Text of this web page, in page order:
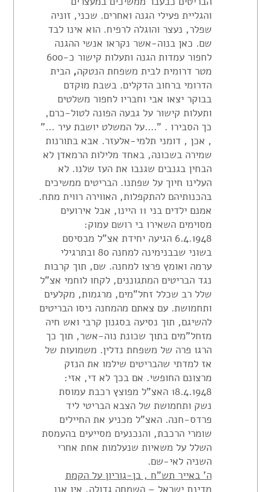
והגליית פעילי הגנה ואחרים. שכני, זוניה
שפלר, נעצר והוגלה לרפיח. הוא אינו לבד
שם. כאן בנוה-אשר נקראו אנשי ההגנה
לחפור עמדות הגנה ותעלות קישור כ-600
מטר דרומית לבית משפחת הנטקה, הבית
הדרומי ברחוב הדקלים. בשבת מוקדם
בבוקר יצאו אבי וחבריו לחפור משלטים
ותעלות קישור על גבעה הפונה לטול-כרם,
כך הסבירו . "….על המשלט יושבת עיר …"
, אכן , דומני תלמי-אלעזר. אבא בתורנות
שמירה בשכונה, באחד מלילות הרמאדן לא
הבחין בגנבים שגנבו את העז שלנו. לא
העלינו חיוך על שפתנו. הבריטים ממשיכים
בהכנותיהם להתקפלות, האווירה רווית מתח.
אמנם ילדים בני 11 היינו, אבל אירועים
מסוימים השאירו בי רושם עמוק:
6.4.1948 הגיעה יחידת אצ"ל מבסיסם
בשוני שבבנימינה למחנה 80 ובתרגילי
ערמה ואומץ פרצו למחנה. שם, תוך קרבות
נגד הבריטים המתגוננים, לקחו לוחמי אצ"ל
שלל רב שכלל זחל"מים, מרגמות, מקלעים
ותחמושת. עם צאתם מהמחנה ניסו הבריטים
להשיגם, תוך נסיעה בסגנון קרבי ואש חיה
מזחל"מים בתוך שכונת נוה-אשר, תוך כך
הרגו פרה של משפחת נדלין. משמועות של
אז למדתי שהבריטים שילמו את הנזק
מרצונם החופשי. אם בכך לא די, אזי:
18.4.1948 האצ"ל מפוצץ רכבת עמוסת
נשק ותחמושת של הצבא הבריטי ליד
פרדס-חנה. האצ"ל מכניע את החיילים
שומרי הרכבת, והנכנעים מסייעים בהעמסת
השלל על משאיות שנעלמות אחת אחרי
השניה לאי-שם.
ה' באייר תש"ח , בן-גוריון על הקמת